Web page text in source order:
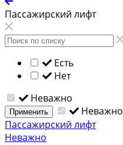
Пассажирский лифт
Есть
Нет
Неважно
Применить
Неважно
Пассажирский лифт
Неважно